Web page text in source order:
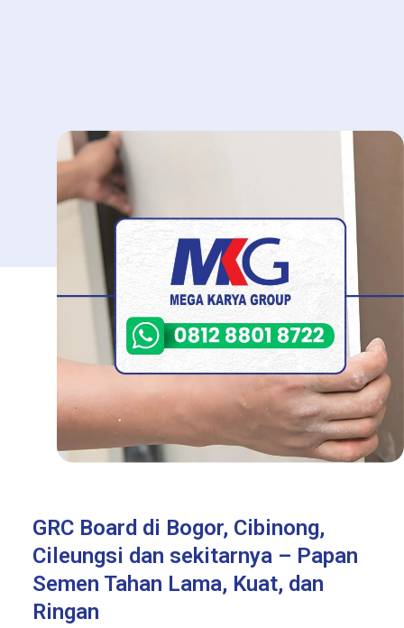
GRC Board di Bogor, Cibinong,
Cileungsi dan sekitarnya – Papan
Semen Tahan Lama, Kuat, dan
Ringan